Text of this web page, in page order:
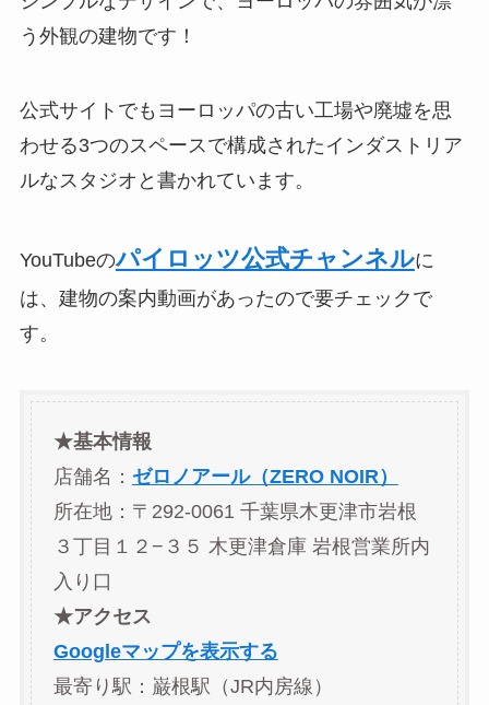
う外観の建物です！
公式サイトでもヨーロッパの古い工場や廃墟を思
わせる3つのスペースで構成されたインダストリア
ルなスタジオと書かれています。
YouTubeのパイロッツ公式チャンネルに
は、建物の案内動画があったので要チェックで
す。
★基本情報
店舗名： ゼロノアール（ZERO NOIR）
所在地：〒292-0061 千葉県木更津市岩根
３丁目１２−３５ 木更津倉庫 岩根営業所内
入り口
★アクセス
Googleマップを表示する
最寄り駅：巌根駅（JR内房線）